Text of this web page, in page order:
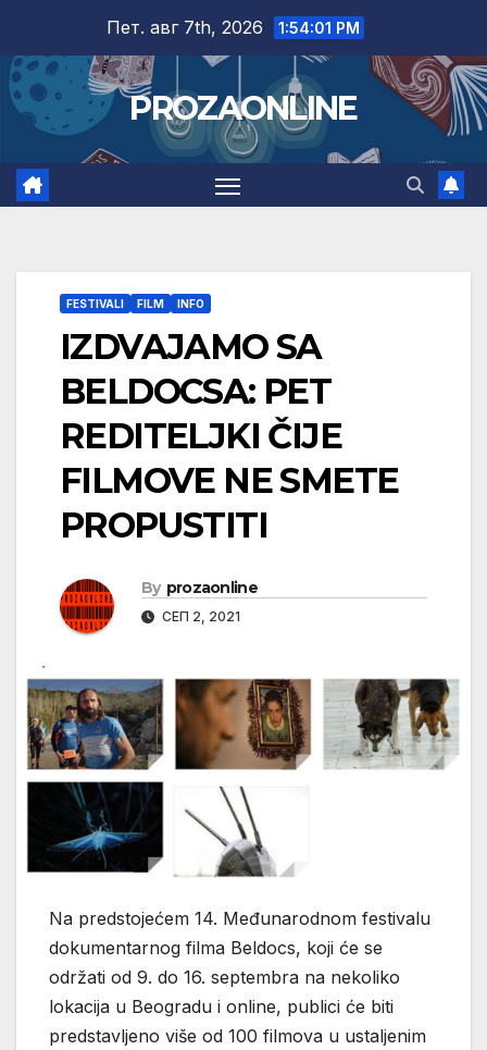
content
Пет. авг 7th, 2026 1:54:02 PM
PROZAONLINE
FESTIVALI FILM INFO
IZDVAJAMO SA
BELDOCSA: PET
REDITELJKI ČIJE
FILMOVE NE SMETE
PROPUSTITI
By prozaonline
СЕП 2, 2021
Na predstojećem 14. Međunarodnom festivalu
dokumentarnog filma Beldocs, koji će se
održati od 9. do 16. septembra na nekoliko
lokacija u Beogradu i online, publici će biti
predstavljeno više od 100 filmova u ustaljenim